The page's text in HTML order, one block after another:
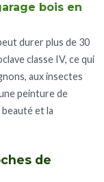
bois en
durer plus de 30
classe IV, ce qui
aux insectes
peinture de
et la
de